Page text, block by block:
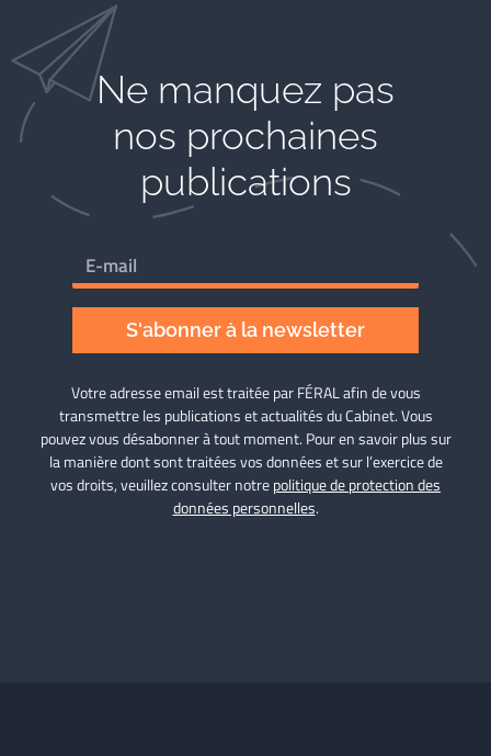
Ne manquez pas
nos prochaines
publications
S'abonner à la newsletter
Votre adresse email est traitée par FÉRAL afin de vous
transmettre les publications et actualités du Cabinet. Vous
pouvez vous désabonner à tout moment. Pour en savoir plus sur
la manière dont sont traitées vos données et sur l’exercice de
vos droits, veuillez consulter notrepolitique de protection des
données personnelles.